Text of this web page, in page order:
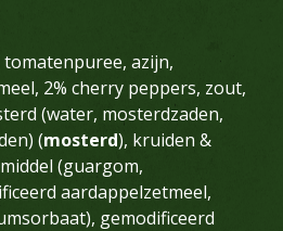
azijn,
2% cherry peppers, zout,
(water, mosterdzaden,
(mosterd), kruiden &
(guargom,
aardappelzetmeel,
gemodificeerd